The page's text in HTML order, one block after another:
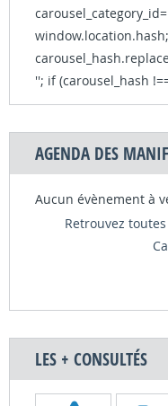
''; if (carousel_hash
AGENDA DES
Aucun évènement à
Retrouvez
LES + CONSULTÉS